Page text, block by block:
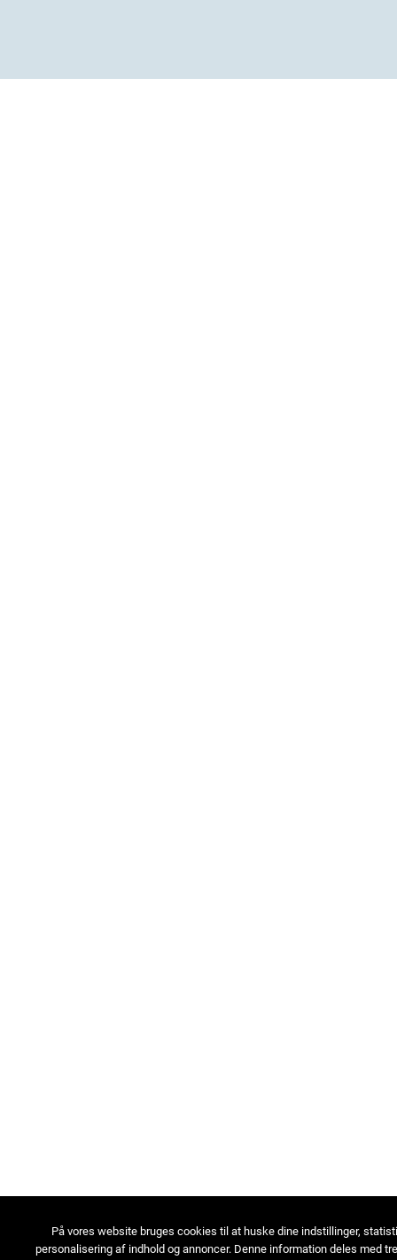
På vores website bruges cookies til at huske dine indstillinger,
personalisering af indhold og annoncer. Denne information deles med